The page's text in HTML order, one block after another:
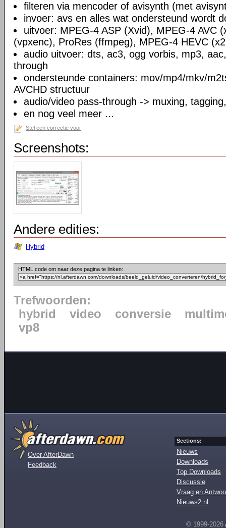
filteren via mencoder of avisynth (met
invoer: avs en alles wat ondersteund wordt
uitvoer: MPEG-4 ASP (Xvid), MPEG-4 AVC
(vpxenc), ProRes (ffmpeg), MPEG-4 HEVC
audio uitvoer: dts, ac3, ogg vorbis, mp3,
through
ondersteunde containers: mov/mp4/mkv/
AVCHD structuur
audio/video pass-through -> muxing,
en nog veel meer ...
Stel een correctie voor
Screenshots:
Andere edities:
Hybrid
HTML code om naar deze pagina te linken:
Trefwoorden:
hybrid
video conversie
vp8
Over AfterDawn
Feedback
Sections:
Nieuws
Downloads
Top Downloads
Discussie
Vraag en
Nieuws2.nl
© 1999-2026